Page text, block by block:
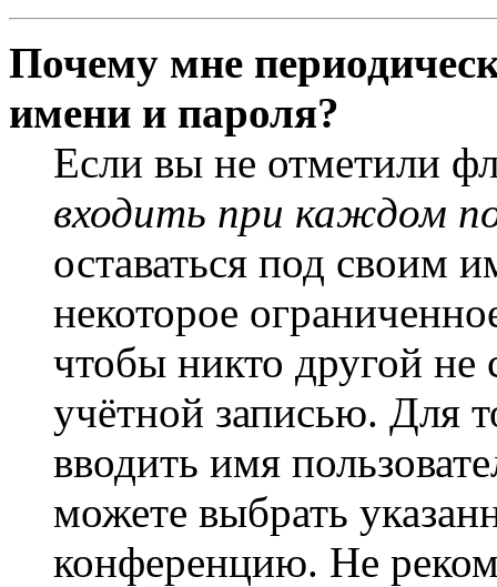
Почему мне
имени и пароля?
Если вы не отметили
входить при каждом
оставаться под своим
некоторое
чтобы никто другой не
учётной записью. Для
вводить имя
можете выбрать
конференцию. Не